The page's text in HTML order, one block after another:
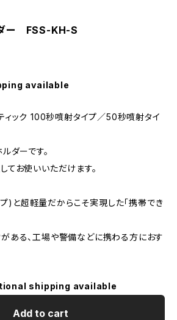
ー FSS-KH-S
available
ィック 100秒噴射タイプ／50秒噴射タイ
ダーです。
てお使いいただけます。
)と超軽量だからこそ実現した「携帯でき
ある、工場や警備などに携わる方におす
shipping available
Add to cart